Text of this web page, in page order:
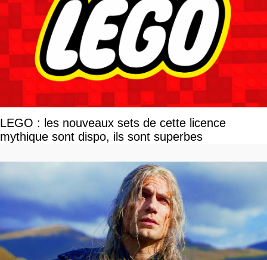
LEGO : les nouveaux sets de cette licence
mythique sont dispo, ils sont superbes